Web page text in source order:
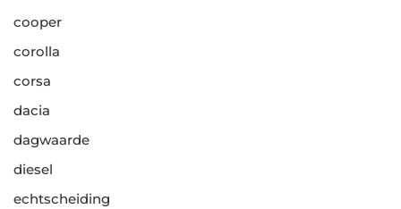
cooper
corolla
corsa
dacia
dagwaarde
diesel
echtscheiding